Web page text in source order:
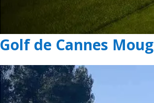
Golf de Cannes